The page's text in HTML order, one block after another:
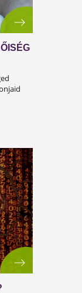
ÁT A NŐISÉG
a nőiséged
a hormonjaid